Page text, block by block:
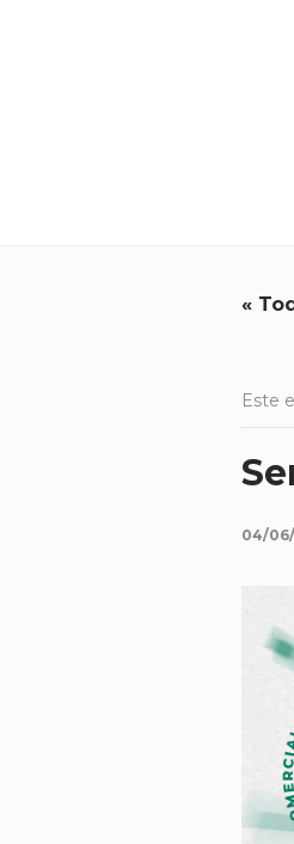
«
Este
04/